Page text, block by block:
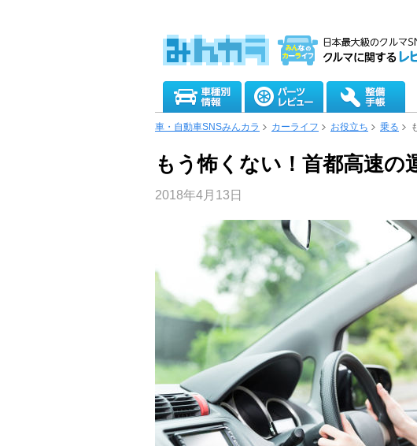
車・自動車SNSみんカラ カーライフ お役立ち 乗る
もう怖くない！首都高速の
2018年4月13日